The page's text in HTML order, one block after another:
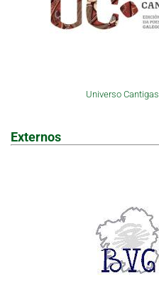
Universo Cantigas
Externos